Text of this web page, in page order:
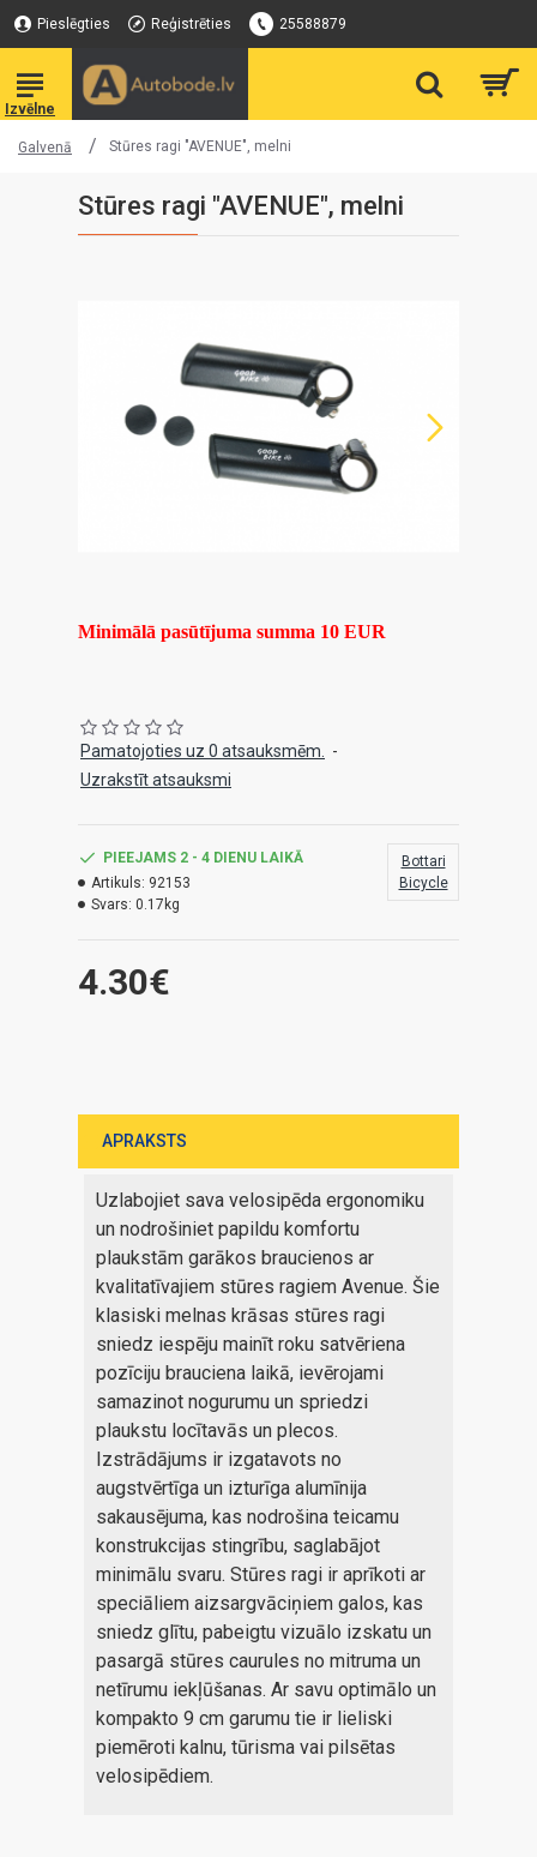
Pieslēgties Reģistrēties 25588879
Galvenā Stūres ragi "AVENUE", melni
Stūres ragi "AVENUE", melni
Minimālā pasūtījuma summa 10 EUR
Pamatojoties uz 0 atsauksmēm.
-
Uzrakstīt atsauksmi
4.30€
PIEEJAMS 2 - 4 DIENU LAIKĀ
Artikuls: 92153
Svars: 0.17kg
Bottari
Bicycle
APRAKSTS
Uzlabojiet sava velosipēda ergonomiku
un nodrošiniet papildu komfortu
plaukstām garākos braucienos ar
kvalitatīvajiem stūres ragiem Avenue. Šie
klasiski melnas krāsas stūres ragi
sniedz iespēju mainīt roku satvēriena
pozīciju brauciena laikā, ievērojami
samazinot nogurumu un spriedzi
plaukstu locītavās un plecos.
Izstrādājums ir izgatavots no
augstvērtīga un izturīga alumīnija
sakausējuma, kas nodrošina teicamu
konstrukcijas stingrību, saglabājot
minimālu svaru. Stūres ragi ir aprīkoti ar
speciāliem aizsargvāciņiem galos, kas
sniedz glītu, pabeigtu vizuālo izskatu un
pasargā stūres caurules no mitruma un
netīrumu iekļūšanas. Ar savu optimālo un
kompakto 9 cm garumu tie ir lieliski
piemēroti kalnu, tūrisma vai pilsētas
velosipēdiem.